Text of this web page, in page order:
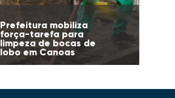
Prefeitura mobiliza
força-tarefa para
limpeza de bocas de
lobo em Canoas